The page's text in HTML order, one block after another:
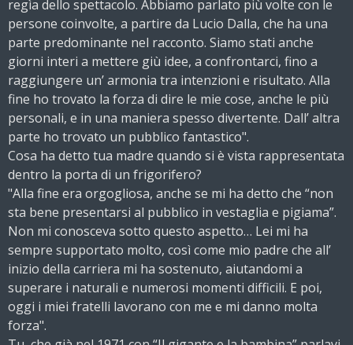
regìa dello spettacolo. Abbiamo parlato più volte con le
persone coinvolte, a partire da Lucio Dalla, che ha una
parte predominante nel racconto. Siamo stati anche
giorni interi a mettere giù idee, a confrontarci, fino a
raggiungere un’ armonia tra intenzioni e risultato. Alla
fine ho trovato la forza di dire le mie cose, anche le più
personali, e in una maniera spesso divertente. Dall’ altra
parte ho trovato un pubblico fantastico".
Cosa ha detto tua madre quando si è vista rappresentata
dentro la porta di un frigorifero?
"Alla fine era orgogliosa, anche se mi ha detto che “non
sta bene presentarsi al pubblico in vestaglia e pigiama”.
Non mi conosceva sotto questo aspetto… Lei mi ha
sempre supportato molto, così come mio padre che all’
inizio della carriera mi ha sostenuto, aiutandomi a
superare i naturali e numerosi momenti difficili. E poi,
oggi i miei fratelli lavorano con me e mi danno molta
forza".